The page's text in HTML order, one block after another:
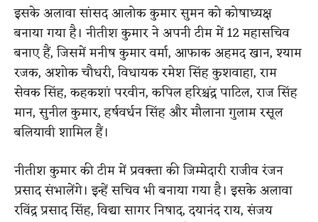
इसके अलावा सांसद आलोक कुमार सुमन को कोषाध्यक्ष
बनाया गया है। नीतीश कुमार ने अपनी टीम में 12 महासचिव
बनाए हैं, जिसमें मनीष कुमार वर्मा, आफाक अहमद खान, श्याम
रजक, अशोक चौधरी, विधायक रमेश सिंह कुशवाहा, राम
सेवक सिंह, कहकशां परवीन, कपिल हरिश्चंद्र पाटिल, राज सिंह
मान, सुनील कुमार, हर्षवर्धन सिंह और मौलाना गुलाम रसूल
बलियावी शामिल हैं।
नीतीश कुमार की टीम में प्रवक्ता की जिम्मेदारी राजीव रंजन
प्रसाद संभालेंगे। इन्हें सचिव भी बनाया गया है। इसके अलावा
रविंद्र प्रसाद सिंह, विद्या सागर निषाद, दयानंद राय, संजय